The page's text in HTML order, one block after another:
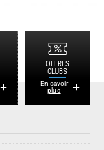
OFFRES
CLUBS
En savoir
plus